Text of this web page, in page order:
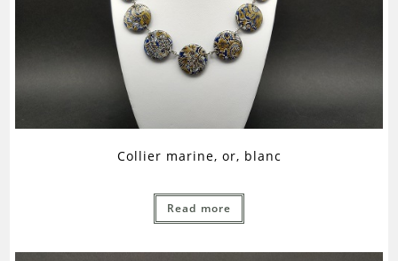
Collier marine, or, blanc
Read more